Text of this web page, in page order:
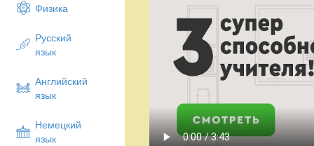
Физика
Русский
язык
Английский
язык
Немецкий
язык